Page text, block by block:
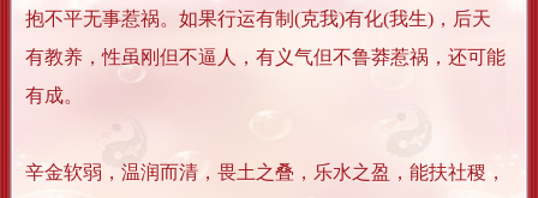
抱不平无事惹祸。如果行运有制(克我)有化(我生)，后天
有教养，性虽刚但不逼人，有义气但不鲁莽惹祸，还可能
有成。
辛金软弱，温润而清，畏土之叠，乐水之盈，能扶社稷，